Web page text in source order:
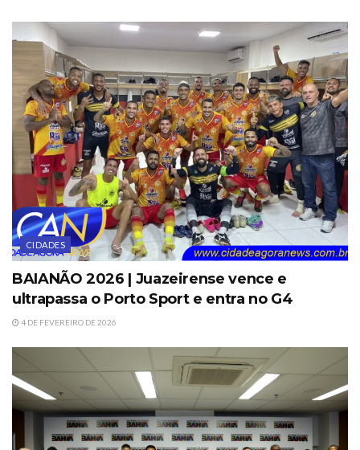
CIDADES
BAIANÃO 2026 | Juazeirense vence e
ultrapassa o Porto Sport e entra no G4
4 DE FEVEREIRO DE 2026